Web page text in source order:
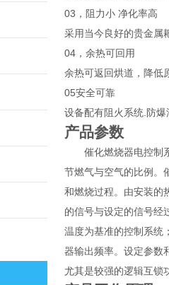
03，阻力小 净化率高
采用当今良好的贵金属
04，余热可回用
余热可返回烘道，降低
05安全可靠
设备配有阻火系统.防
产品参数
催化燃烧器电控制系
节燃气与空气的比例。
和燃烧过程。由安装的
的信号与设定的信号经
温度为基准的控制系统
器输出频率。设定参数
尤其是较强的逻辑互锁